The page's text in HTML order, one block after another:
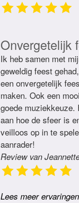
Onvergetelijk
Ik heb samen met
geweldig feest
een onvergetelijk
maken. Ook een
goede
aan hoe de sfeer is
veilloos op in te
aanrader!
Review van
Lees meer